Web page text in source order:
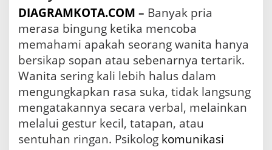
n
P
e
r
s
a
S
u
k
a
DIAGRAMKOTA.COM – Banyak pria
merasa bingung ketika mencoba
memahami apakah seorang wanita hanya
bersikap sopan atau sebenarnya tertarik.
Wanita sering kali lebih halus dalam
mengungkapkan rasa suka, tidak langsung
mengatakannya secara verbal, melainkan
melalui gestur kecil, tatapan, atau
sentuhan ringan. Psikolog komunikasi